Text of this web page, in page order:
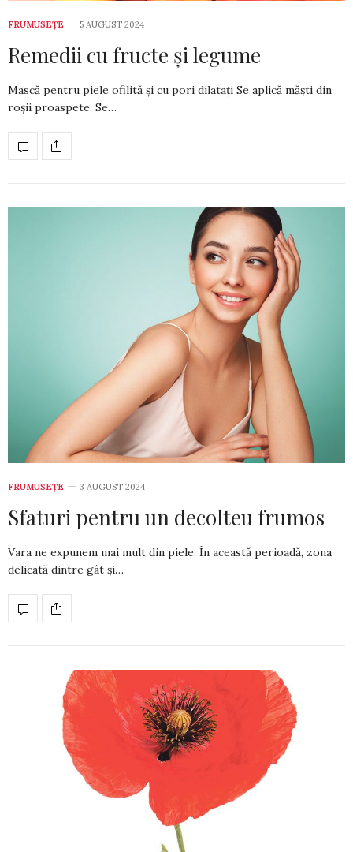
FRUMUSEȚE 5 AUGUST 2024
Remedii cu fructe și legume
Mască pentru piele ofilită și cu pori dilatați Se aplică măști din
roșii proas­pe­te. Se…
FRUMUSEȚE 3 AUGUST 2024
Sfaturi pentru un decolteu frumos
Vara ne expunem mai mult din piele. În această perioa­dă, zona
delicată dintre gât și…